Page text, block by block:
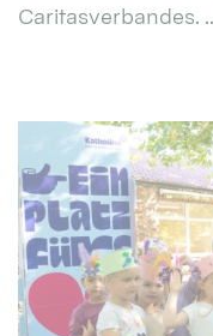
Caritasverbandes.